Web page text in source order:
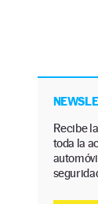
Recibe
toda la